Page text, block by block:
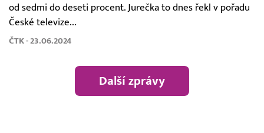
od sedmi do deseti procent. Jurečka to dnes řekl v pořadu
České televize...
ČTK - 23.06.2024
Další zprávy